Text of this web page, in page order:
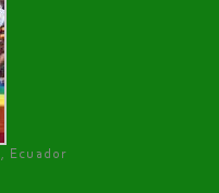
Ecuador